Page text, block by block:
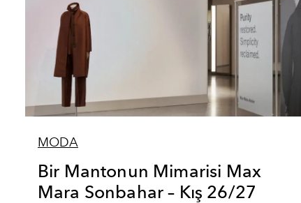
MODA
Bir Mantonun Mimarisi Max
Mara Sonbahar – Kış 26/27